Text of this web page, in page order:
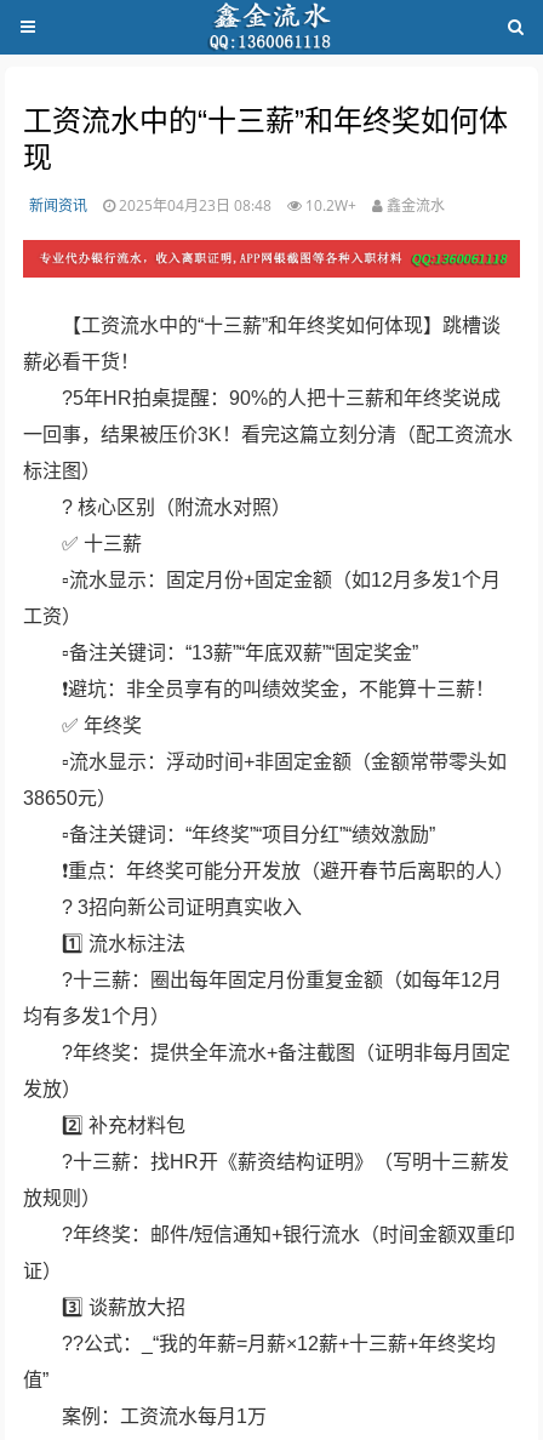
工资流水中的“十三薪”和年终奖如何体
现
新闻资讯 2025年04月23日 08:48 10.2W+ 鑫金流水
【工资流水中的“十三薪”和年终奖如何体现】跳槽谈
薪必看干货！
?5年HR拍桌提醒：90%的人把十三薪和年终奖说成
一回事，结果被压价3K！看完这篇立刻分清（配工资流水
标注图）
? 核心区别（附流水对照）
✅ 十三薪
▫️流水显示：固定月份+固定金额（如12月多发1个月
工资）
▫️备注关键词：“13薪”“年底双薪”“固定奖金”
❗️避坑：非全员享有的叫绩效奖金，不能算十三薪！
✅ 年终奖
▫️流水显示：浮动时间+非固定金额（金额常带零头如
38650元）
▫️备注关键词：“年终奖”“项目分红”“绩效激励”
❗️重点：年终奖可能分开发放（避开春节后离职的人）
? 3招向新公司证明真实收入
1️⃣ 流水标注法
?十三薪：圈出每年固定月份重复金额（如每年12月
均有多发1个月）
?年终奖：提供全年流水+备注截图（证明非每月固定
发放）
2️⃣ 补充材料包
?十三薪：找HR开《薪资结构证明》（写明十三薪发
放规则）
?年终奖：邮件/短信通知+银行流水（时间金额双重印
证）
3️⃣ 谈薪放大招
??公式：_“我的年薪=月薪×12薪+十三薪+年终奖均
值”
案例：工资流水每月1万